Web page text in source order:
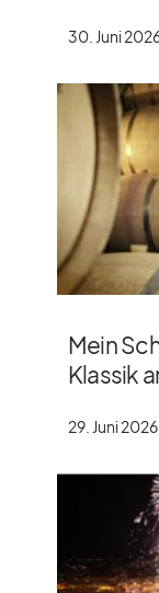
30. Juni
Mein
Klassik
29. Juni 2026